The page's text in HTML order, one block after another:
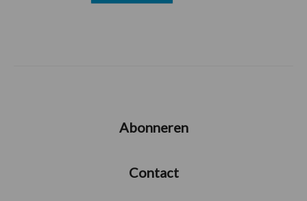
Abonneren
Contact